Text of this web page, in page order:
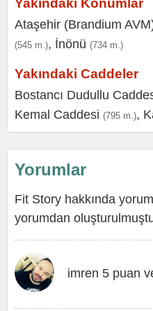
Yakındaki Konumlar
Ataşehir (Brandium
(545 m.), İnönü (734 m.)
Yakındaki Caddeler
Bostancı Dudullu
Kemal Caddesi (795 m.),
Yorumlar
Fit Story hakkında
yorumdan
imren 5 puan